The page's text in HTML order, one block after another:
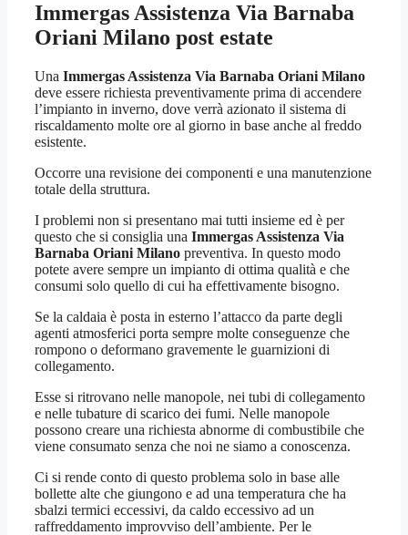
Immergas Assistenza Via Barnaba
Oriani Milano post estate
Una Immergas Assistenza Via Barnaba Oriani Milano
deve essere richiesta preventivamente prima di accendere
l’impianto in inverno, dove verrà azionato il sistema di
riscaldamento molte ore al giorno in base anche al freddo
esistente.
Occorre una revisione dei componenti e una manutenzione
totale della struttura.
I problemi non si presentano mai tutti insieme ed è per
questo che si consiglia una Immergas Assistenza Via
Barnaba Oriani Milano preventiva. In questo modo
potete avere sempre un impianto di ottima qualità e che
consumi solo quello di cui ha effettivamente bisogno.
Se la caldaia è posta in esterno l’attacco da parte degli
agenti atmosferici porta sempre molte conseguenze che
rompono o deformano gravemente le guarnizioni di
collegamento.
Esse si ritrovano nelle manopole, nei tubi di collegamento
e nelle tubature di scarico dei fumi. Nelle manopole
possono creare una richiesta abnorme di combustibile che
viene consumato senza che noi ne siamo a conoscenza.
Ci si rende conto di questo problema solo in base alle
bollette alte che giungono e ad una temperatura che ha
sbalzi termici eccessivi, da caldo eccessivo ad un
raffreddamento improvviso dell’ambiente. Per le